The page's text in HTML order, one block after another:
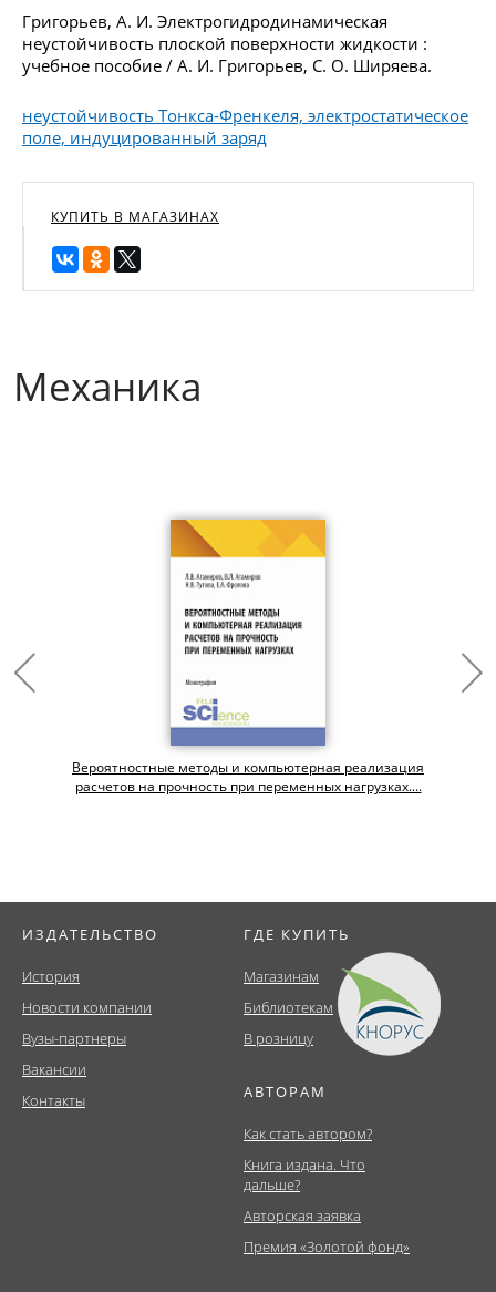
Григорьев, А. И. Электрогидродинамическая
неустойчивость плоской поверхности жидкости :
учебное пособие / А. И. Григорьев, С. О. Ширяева.
неустойчивость Тонкса-Френкеля, электростатическое
поле, индуцированный заряд
КУПИТЬ В МАГАЗИНАХ
Механика
Вероятностные методы и компьютерная реализация
расчетов на прочность при переменных нагрузках....
ИЗДАТЕЛЬСТВО
История
Новости компании
Вузы-партнеры
Вакансии
Контакты
ГДЕ КУПИТЬ
Магазинам
Библиотекам
В розницу
АВТОРАМ
Как стать автором?
Книга издана. Что
дальше?
Авторская заявка
Премия «Золотой фонд»